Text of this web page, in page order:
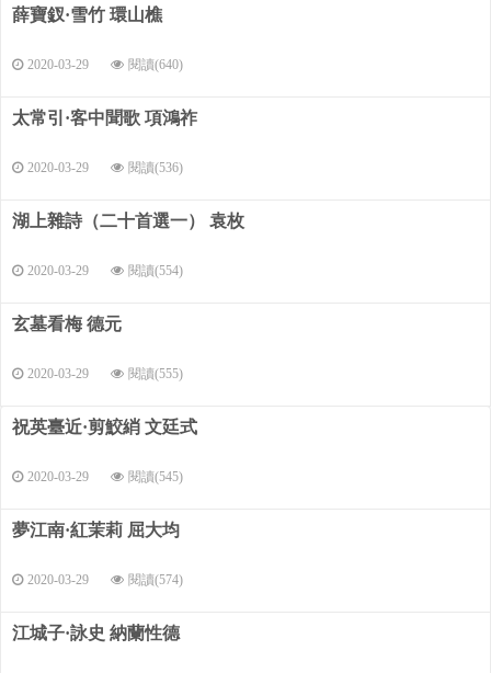
薛寶釵·雪竹 環山樵
2020-03-29 閱讀(640)
太常引·客中聞歌 項鴻祚
2020-03-29 閱讀(536)
湖上雜詩（二十首選一） 袁枚
2020-03-29 閱讀(554)
玄墓看梅 德元
2020-03-29 閱讀(555)
祝英臺近·剪鮫綃 文廷式
2020-03-29 閱讀(545)
夢江南·紅茉莉 屈大均
2020-03-29 閱讀(574)
江城子·詠史 納蘭性德